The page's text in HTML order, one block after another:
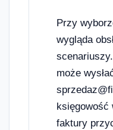
Przy
wygląda
może
księgowość
faktury